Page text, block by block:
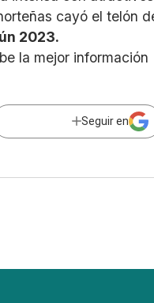
cayó el telón
2023.
la mejor información
Seguir en